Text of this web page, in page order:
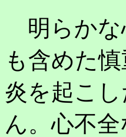
明らかな
も含めた
炎を起こ
ん。心不